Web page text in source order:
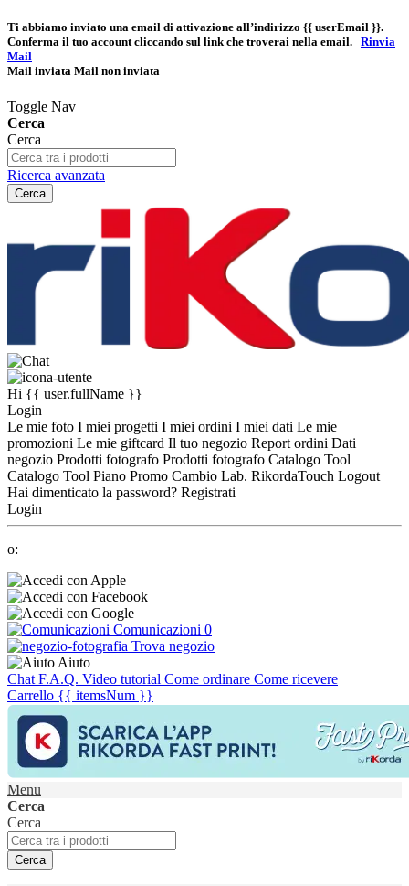
Ti abbiamo inviato una email di attivazione all’indirizzo {{ userEmail }}.
Conferma il tuo account cliccando sul link che troverai nella email. Rinvia
Mail
Mail inviata Mail non inviata
Toggle Nav
Cerca
Cerca
Ricerca avanzata
Cerca
Hi {{ user.fullName }}
Login
Le mie foto I miei progetti I miei ordini I miei dati Le mie
promozioni Le mie giftcard Il tuo negozio Report ordini Dati
negozio Prodotti fotografo Prodotti fotografo Catalogo Tool
Catalogo Tool Piano Promo Cambio Lab. RikordaTouch Logout
Hai dimenticato la password? Registrati
Login
o:
Comunicazioni 0
Trova negozio
Aiuto
Chat F.A.Q. Video tutorial Come ordinare Come ricevere
Carrello {{ itemsNum }}
Menu
Cerca
Cerca
Cerca